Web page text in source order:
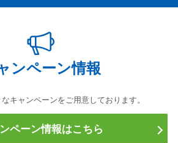
ンペーン情報
キャンペーンをご用意しております。
ペーン情報はこちら